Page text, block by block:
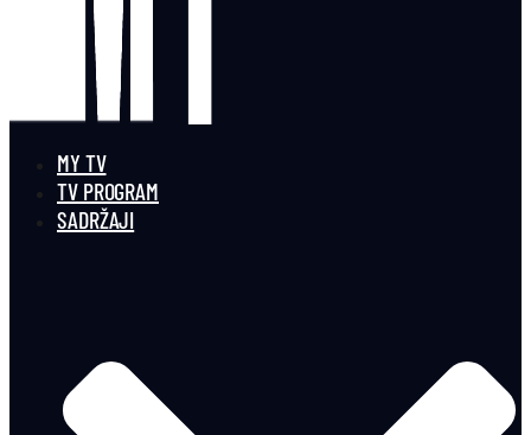
MY TV
TV PROGRAM
SADRŽAJI